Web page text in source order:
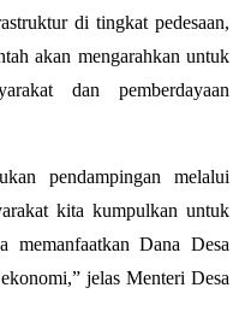
di tingkat pedesaan,
akan mengarahkan untuk
dan pemberdayaan
pendampingan melalui
kita kumpulkan untuk
memanfaatkan Dana Desa
jelas Menteri Desa